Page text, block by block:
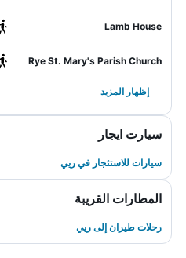
Lamb House
Rye St. Mary's Parish Church
إظهار المزيد
سيارت ايجار
سيارات للاستئجار في ريي
المطارات القريبة
رحلات طيران إلى ريي